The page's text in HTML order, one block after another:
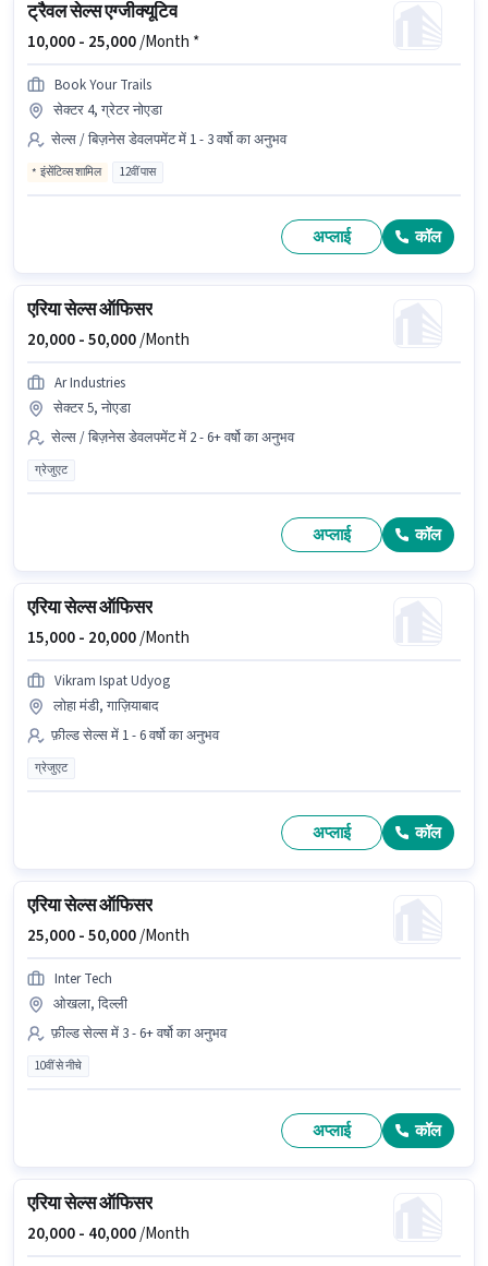
ट्रैवल सेल्स एग्जीक्यूटिव
10,000 - 25,000/Month *
Book Your Trails
सेक्टर 4, ग्रेटर नोएडा
सेल्स / बिज़नेस डेवलपमेंट में 1 - 3 वर्षो का अनुभव
इंसेंटिव्स शामिल 12वीं पास
अप्लाई कॉल
एरिया सेल्स ऑफिसर
20,000 -50,000/Month
Ar Industries
सेक्टर 5, नोएडा
सेल्स / बिज़नेस डेवलपमेंट में 2 - 6+ वर्षो का अनुभव
ग्रेजुएट
अप्लाई कॉल
एरिया सेल्स ऑफिसर
15,000 - 20,000/Month
Vikram Ispat Udyog
लोहा मंडी, गाज़ियाबाद
फ़ील्ड सेल्स में 1 - 6 वर्षो का अनुभव
ग्रेजुएट
अप्लाई कॉल
एरिया सेल्स ऑफिसर
25,000 -50,000/Month
Inter Tech
ओखला, दिल्ली
फ़ील्ड सेल्स में 3 - 6+ वर्षो का अनुभव
10वीं से नीचे
अप्लाई कॉल
एरिया सेल्स ऑफिसर
20,000 - 40,000/Month